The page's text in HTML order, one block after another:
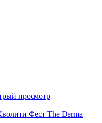
просмотр
Фест The Derma